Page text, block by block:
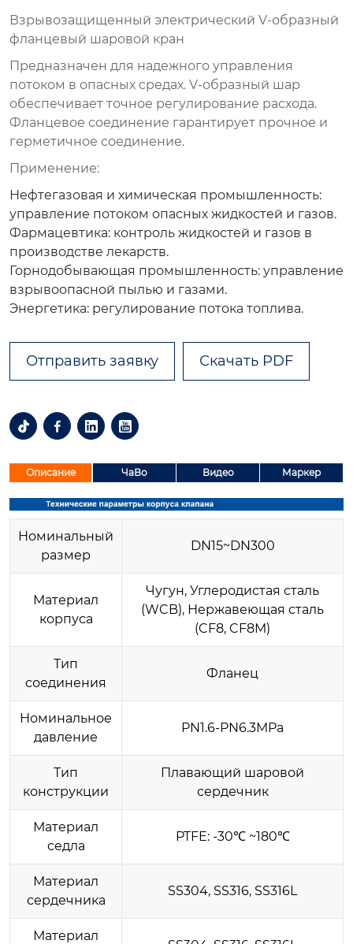
Взрывозащищенный электрический V-образный
фланцевый шаровой кран
Предназначен для надежного управления
потоком в опасных средах. V-образный шар
обеспечивает точное регулирование расхода.
Фланцевое соединение гарантирует прочное и
герметичное соединение.
Применение:
Нефтегазовая и химическая промышленность:
управление потоком опасных жидкостей и газов.
Фармацевтика: контроль жидкостей и газов в
производстве лекарств.
Горнодобывающая промышленность: управление
взрывоопасной пылью и газами.
Энергетика: регулирование потока топлива.
Отправить заявку Скачать PDF
   
Описание ЧаВо Видео Маркер
Номинальный
размер
DN15~DN300
Материал
корпуса
Чугун, Углеродистая сталь
(WCB), Нержавеющая сталь
(CF8, CF8M)
Тип
соединения
Фланец
Номинальное
давление
PN1.6-PN6.3MPa
Тип
конструкции
Плавающий шаровой
сердечник
Материал
седла
PTFE: -30℃ ~180℃
Материал
сердечника
SS304, SS316, SS316L
Материал